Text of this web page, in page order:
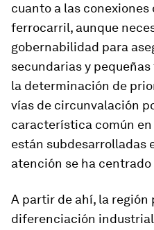
cuanto a las conexiones
ferrocarril, aunque
gobernabilidad para
secundarias y
la determinación de
vías de circunvalación
característica común
están subdesarrolladas
atención se ha centrado
A partir de ahí, la región
diferenciación